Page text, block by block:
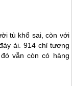
tù khổ sai, còn với
ải. 914 chỉ tương
vẫn còn có hàng